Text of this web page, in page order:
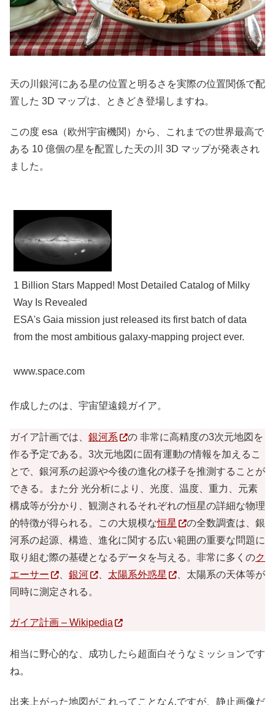
天の川銀河にある星の位置と明るさを実際の位置関係で配
置した 3D マップは、ときどき登場しますね。
この度 esa（欧州宇宙機関）から、これまでの世界最高で
ある 10 億個の星を配置した天の川 3D マップが発表され
ました。
1 Billion Stars Mapped! Most Detailed Catalog of Milky
Way Is Revealed
ESA's Gaia mission just released its first batch of data
from the most ambitious galaxy-mapping project ever.
www.space.com
作成したのは、宇宙望遠鏡ガイア。
ガイア計画では、 銀河系
の 非常に高精度の3次元地図を
作る予定である。3次元地図に固有運動の情報を加えるこ
とで、銀河系の起源や今後の進化の様子を推測することが
できる。また分 光分析により、光度、温度、重力、元素
構成等が分かり、観測されるそれぞれの恒星の詳細な物理
的特徴が得られる。この大規模な恒星
の全数調査は、銀
河系の起源、構造、進化に関する広い範囲の重要な問題に
取り組む際の基礎となるデータを与える。非常に多くのク
エーサー
銀河 太陽系外惑星
、太陽系の天体等が
同時に測定される。
ガイア計画 – Wikipedia
相当に野心的な、成功したら超面白そうなミッションです
ね。
出来上がった地図がこれってことなんですが、静止画像だ